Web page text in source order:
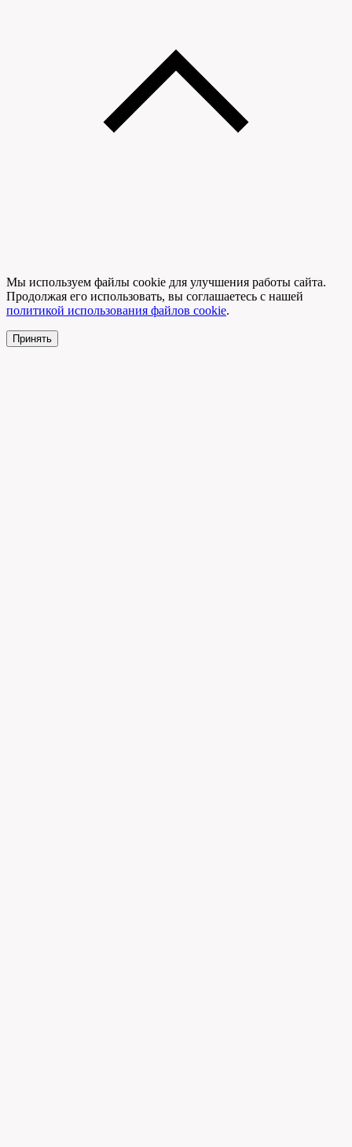
Мы используем файлы cookie для улучшения работы сайта.
Продолжая его использовать, вы соглашаетесь с нашей
политикой использования файлов cookie.
Принять